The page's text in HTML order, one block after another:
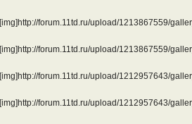
[img]http://forum.11td.ru/upload/1213867559/
[img]http://forum.11td.ru/upload/1213867559/
[img]http://forum.11td.ru/upload/1212957643/
[img]http://forum.11td.ru/upload/1212957643/